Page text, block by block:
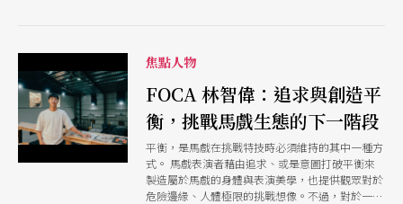
「系列演出」及「聲音特展」的雙重規劃，更深刻
的品味台灣戲曲發展歷程的豐姿百態，見證永不停
止變異的強韌生命力。
焦點人物
FOCA 林智偉：追求與創造平
衡，挑戰馬戲生態的下一階段
平衡，是馬戲在挑戰特技時必須維持的其中一種方
式。 馬戲表演者藉由追求、或是意圖打破平衡來
製造屬於馬戲的身體與表演美學，也提供觀眾對於
危險邊緣、人體極限的挑戰想像。不過，對於一個